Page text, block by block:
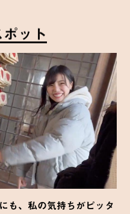
ポ ッ ト
も、私の気持ちがピッタ